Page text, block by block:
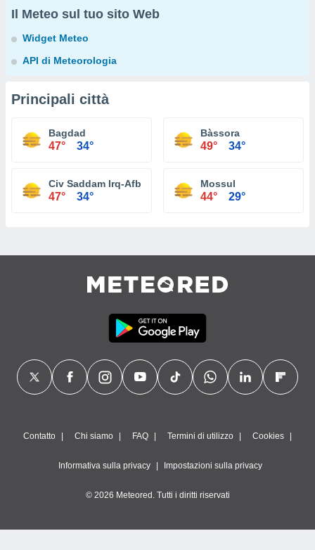
Il Meteo sul tuo sito Web
Widget Meteo
API di Meteorologia
Principali città
Bagdad
47° 34°
Bàssora
49° 34°
Civ Saddam Irq-Afb
47° 34°
Mossul
44° 29°
Contatto Chi siamo FAQ Termini di utilizzo Cookies
Informativa sulla privacy Impostazioni sulla privacy
© 2026 Meteored. Tutti i diritti riservati